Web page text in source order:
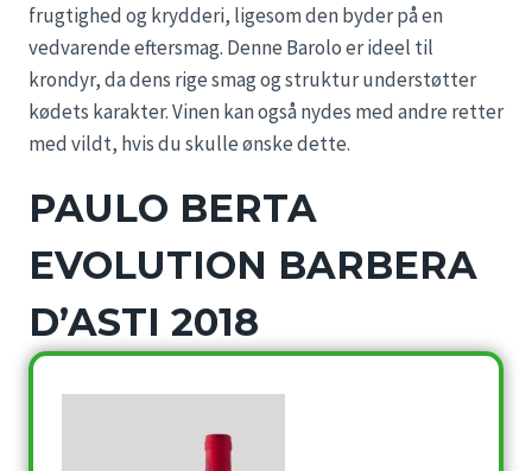
frugtighed og krydderi, ligesom den byder på en
vedvarende eftersmag. Denne Barolo er ideel til
krondyr, da dens rige smag og struktur understøtter
kødets karakter. Vinen kan også nydes med andre retter
med vildt, hvis du skulle ønske dette.
PAULO BERTA
EVOLUTION BARBERA
D’ASTI 2018